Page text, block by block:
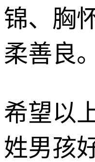
锦、胸
柔善良。
希望以
姓男孩